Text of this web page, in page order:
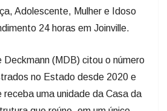
Adolescente, Mulher e Idoso
24 horas em Joinville.
Deckmann (MDB) citou o número
no Estado desde 2020 e
receba uma unidade da Casa da